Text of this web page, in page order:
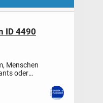
ID 4490
Menschen
oder